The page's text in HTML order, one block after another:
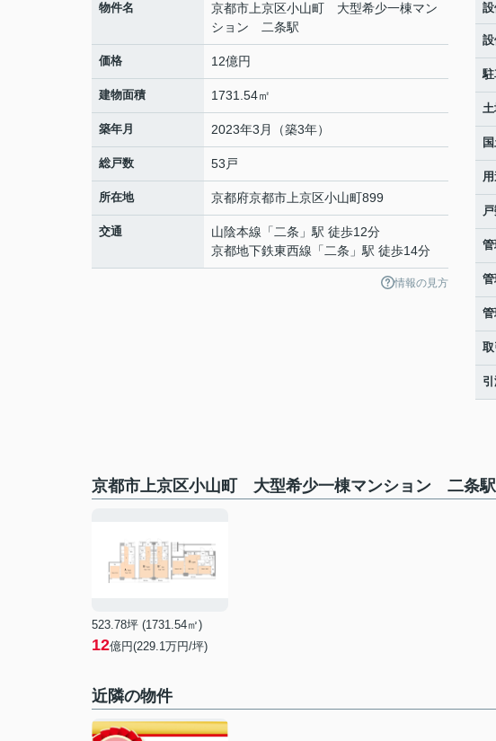
物件名
京都市上京区小山町 大型希少一棟マン
ション 二条駅
価格 12億円
建物面積 1731.54㎡
築年月 2023年3月（築3年）
総戸数 53戸
所在地 京都府京都市上京区小山町899
交通 山陰本線 「 二条 」駅 徒歩12分
京都地下鉄東西線 「 二条 」駅 徒歩14分
情報の見方
土
京都市上京区小山町 大型希少一棟マンション 二条
523.78坪 (1731.54㎡)
12億円(229.1万円/坪)
近隣の物件